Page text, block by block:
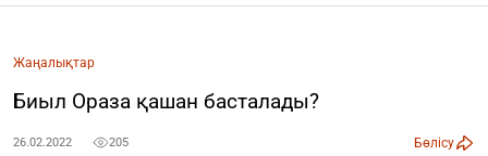
Жаңалықтар
Биыл Ораза қашан басталады?
26.02.2022 205 Бөлісу